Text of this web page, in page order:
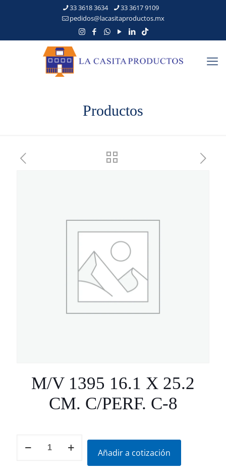
33 3618 3634
33 3617 9109
pedidos@lacasitaproductos.mx
Productos
M/V 1395 16.1 X 25.2
CM. C/PERF. C-8
1395
Añadir a cotización